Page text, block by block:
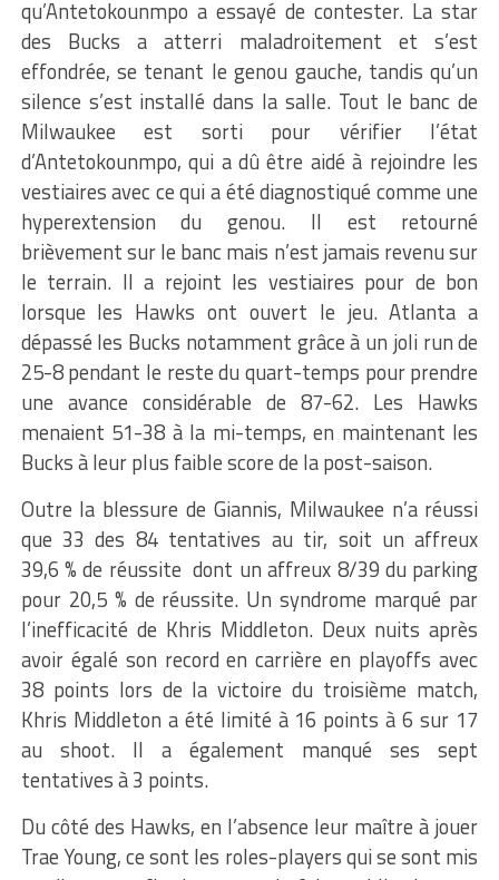
qu’Antetokounmpo a essayé de contester. La star
des Bucks a atterri maladroitement et s’est
effondrée, se tenant le genou gauche, tandis qu’un
silence s’est installé dans la salle. Tout le banc de
Milwaukee est sorti pour vérifier l’état
d’Antetokounmpo, qui a dû être aidé à rejoindre les
vestiaires avec ce qui a été diagnostiqué comme une
hyperextension du genou. Il est retourné
brièvement sur le banc mais n’est jamais revenu sur
le terrain. Il a rejoint les vestiaires pour de bon
lorsque les Hawks ont ouvert le jeu. Atlanta a
dépassé les Bucks notamment grâce à un joli run de
25-8 pendant le reste du quart-temps pour prendre
une avance considérable de 87-62. Les Hawks
menaient 51-38 à la mi-temps, en maintenant les
Bucks à leur plus faible score de la post-saison.
Outre la blessure de Giannis, Milwaukee n’a réussi
que 33 des 84 tentatives au tir, soit un affreux
39,6 % de réussite dont un affreux 8/39 du parking
pour 20,5 % de réussite. Un syndrome marqué par
l’inefficacité de Khris Middleton. Deux nuits après
avoir égalé son record en carrière en playoffs avec
38 points lors de la victoire du troisième match,
Khris Middleton a été limité à 16 points à 6 sur 17
au shoot. Il a également manqué ses sept
tentatives à 3 points.
Du côté des Hawks, en l’absence leur maître à jouer
Trae Young, ce sont les roles-players qui se sont mis